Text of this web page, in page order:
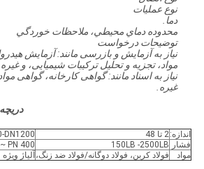
نوع عملیات
دما.
محدوده دماي محيطي، ملاحظات خوردگي
توضیحات درخواست
نیاز به آزمایش و بازرسی مانند: آزمایش
مواد، تجزیه و تحلیل ترکیبات شیمیایی، و غیره
نیاز به اسناد مانند: گواهی کارخانه، گواهی
غیره.
اندازه:2 تا 48
DN1200
فشار 150LB -2500LB
PN 400
مواد
فولاد کربن، فولاد دوگانه/فولاد ضد زنگ، آلیاژ ویژه